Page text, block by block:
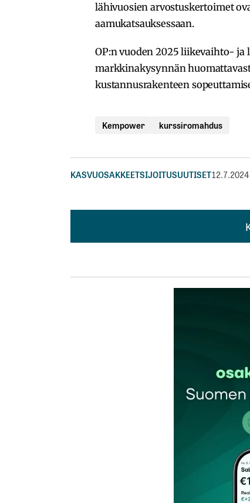
lähivuosien arvostuskertoimet
aamukatsauksessaan.
OP:n vuoden 2025 liikevaihto-
markkinakysynnän
kustannusrakenteen
Kempower kurssiromahdus
KASVUOSAKKEETSIJOITUSUUTISET12.7.2024
12.7.2024 at 13:15
Saman ovat kokeneet jo viime